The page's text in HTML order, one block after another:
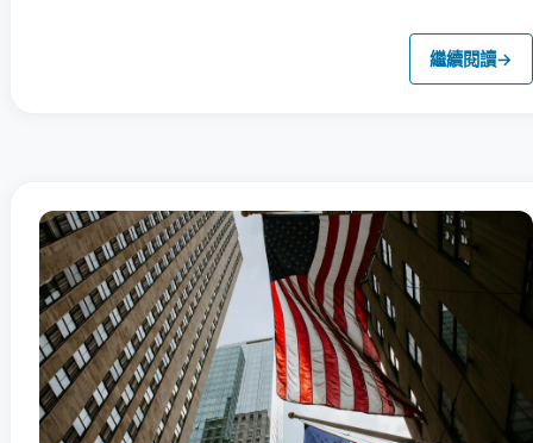
繼續閱讀→